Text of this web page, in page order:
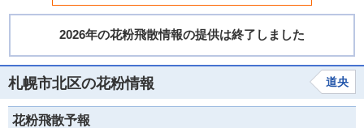
札幌市北区の花粉情報 道央
花粉飛散予報